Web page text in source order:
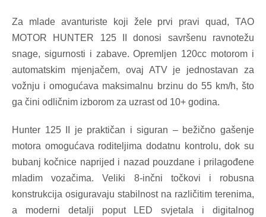
Za mlade avanturiste koji žele prvi pravi quad, TAO
MOTOR HUNTER 125 II donosi savršenu ravnotežu
snage, sigurnosti i zabave. Opremljen 120cc motorom i
automatskim mjenjačem, ovaj ATV je jednostavan za
vožnju i omogućava maksimalnu brzinu do 55 km/h, što
ga čini odličnim izborom za uzrast od 10+ godina.
Hunter 125 II je praktičan i siguran – bežično gašenje
motora omogućava roditeljima dodatnu kontrolu, dok su
bubanj kočnice naprijed i nazad pouzdane i prilagođene
mladim vozačima. Veliki 8-inčni točkovi i robusna
konstrukcija osiguravaju stabilnost na različitim terenima,
a moderni detalji poput LED svjetala i digitalnog